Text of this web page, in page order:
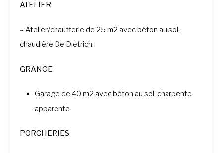
ATELIER
– Atelier/chaufferie de 25 m2 avec béton au sol,
chaudière De Dietrich.
GRANGE
Garage de 40 m2 avec béton au sol, charpente
apparente.
PORCHERIES